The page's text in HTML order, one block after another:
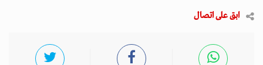
ابق على اتصال